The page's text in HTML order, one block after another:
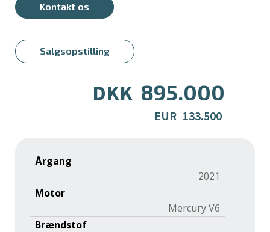
Kontakt os
Salgsopstilling
DKK 895.000
EUR 133.500
Årgang
2021
Motor
Mercury V6
Brændstof